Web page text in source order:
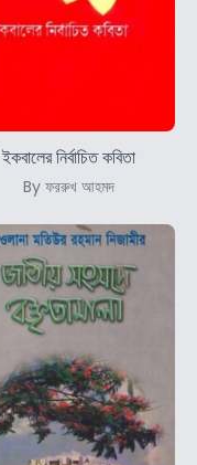
ইকবালের নির্বাচিত কবিতা
By ফররুখ আহমদ